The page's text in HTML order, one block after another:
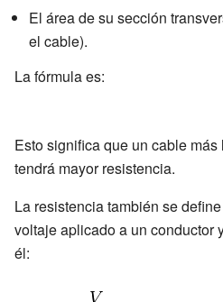
El área de su sección
el cable).
La fórmula es:
Esto significa que un cable
tendrá mayor resistencia.
La resistencia también se
voltaje aplicado a un conductor
él: